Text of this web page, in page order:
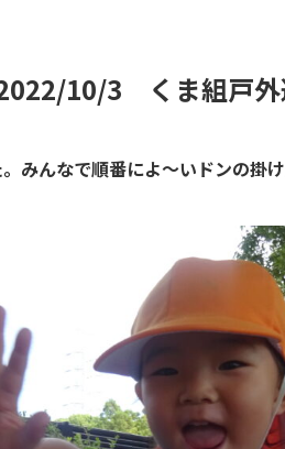
10/3 くま組戸外
みんなで順番によ～いドンの掛